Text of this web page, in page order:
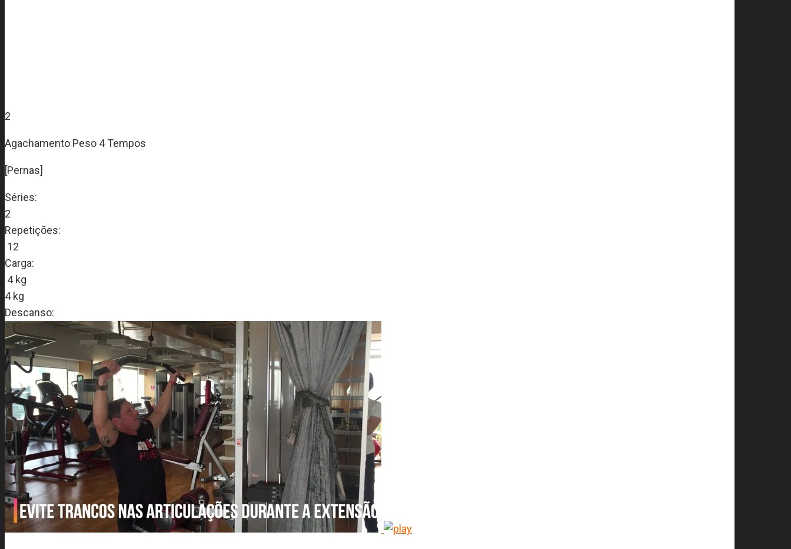
2
Agachamento Peso 4 Tempos
[Pernas]
Séries:
2
Repetições:
12
Carga:
4 kg
4 kg
Descanso: